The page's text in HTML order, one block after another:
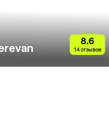
8.6
14 отзывов